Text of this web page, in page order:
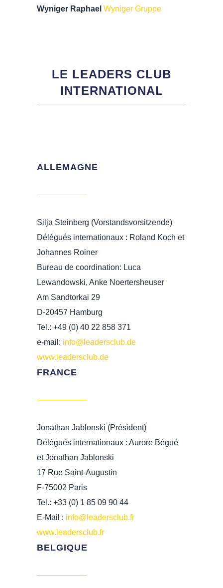
Wyniger Raphael Wyniger Gruppe
LE LEADERS CLUB
INTERNATIONAL
ALLEMAGNE
Silja Steinberg (Vorstandsvorsitzende)
Délégués internationaux : Roland Koch et
Johannes Roiner
Bureau de coordination: Luca
Lewandowski, Anke Noertersheuser
Am Sandtorkai 29
D-20457 Hamburg
Tel.: +49 (0) 40 22 858 371
e-mail: info@leadersclub.de
www.leadersclub.de
FRANCE
Jonathan Jablonski (Président)
Délégués internationaux : Aurore Bégué
et Jonathan Jablonski
17 Rue Saint-Augustin
F-75002 Paris
Tel.: +33 (0) 1 85 09 90 44
E-Mail : info@leadersclub.fr
www.leadersclub.fr
BELGIQUE